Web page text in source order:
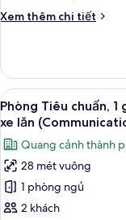
đôi
Xem thêm chi tiết
Chi
Phòng
Tiêu
chuẩn,
2
giường
đôi
Xem
tất
cả
ảnh
Phòng
Tiêu
chuẩn,
6
Phòng Tiêu chuẩn,
xe lăn
Quang cảnh thành
28 mét vuông
1 phòng ngủ
2 khách